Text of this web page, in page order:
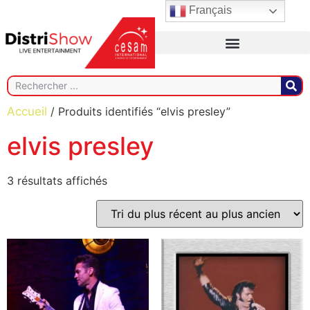
Accueil / Produits identifiés “elvis presley”
elvis presley
3 résultats affichés
Français